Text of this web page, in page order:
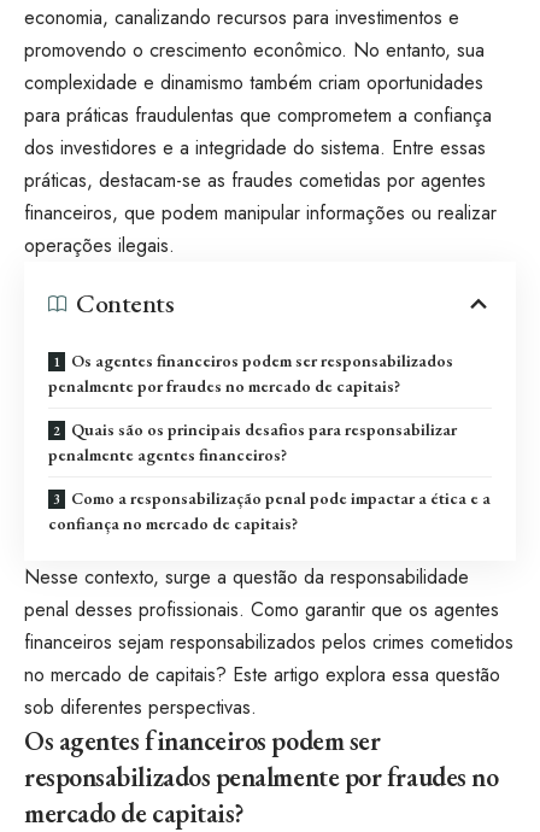
economia, canalizando recursos para investimentos e
promovendo o crescimento econômico. No entanto, sua
complexidade e dinamismo também criam oportunidades
para práticas fraudulentas que comprometem a confiança
dos investidores e a integridade do sistema. Entre essas
práticas, destacam-se as fraudes cometidas por agentes
financeiros, que podem manipular informações ou realizar
operações ilegais.
Contents
Os agentes financeiros podem ser responsabilizados
penalmente por fraudes no mercado de capitais?
Quais são os principais desafios para responsabilizar
penalmente agentes financeiros?
Como a responsabilização penal pode impactar a ética e a
confiança no mercado de capitais?
Nesse contexto, surge a questão da responsabilidade
penal desses profissionais. Como garantir que os agentes
financeiros sejam responsabilizados pelos crimes cometidos
no mercado de capitais? Este artigo explora essa questão
sob diferentes perspectivas.
Os agentes financeiros podem ser
responsabilizados penalmente por fraudes no
mercado de capitais?